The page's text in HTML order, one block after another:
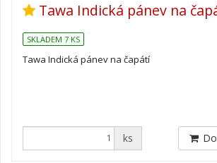
Tawa Indická pánev na
SKLADEM 7 KS
Tawa Indická pánev na čapátí
ks